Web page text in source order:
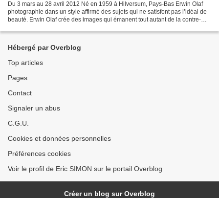
Du 3 mars au 28 avril 2012 Né en 1959 à Hilversum, Pays-Bas Erwin Olaf
photographie dans un style affirmé des sujets qui ne satisfont pas l’idéal de
beauté. Erwin Olaf crée des images qui émanent tout autant de la contre-
Hébergé par Overblog
Top articles
Pages
Contact
Signaler un abus
C.G.U.
Cookies et données personnelles
Préférences cookies
Voir le profil de Eric SIMON sur le portail Overblog
Créer un blog sur Overblog